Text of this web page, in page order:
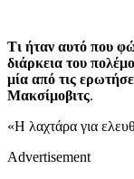
Τι ήταν αυτό που
διάρκεια του
μία από τις
Μακσίμοβιτς.
«Η λαχτάρα για
Advertisement